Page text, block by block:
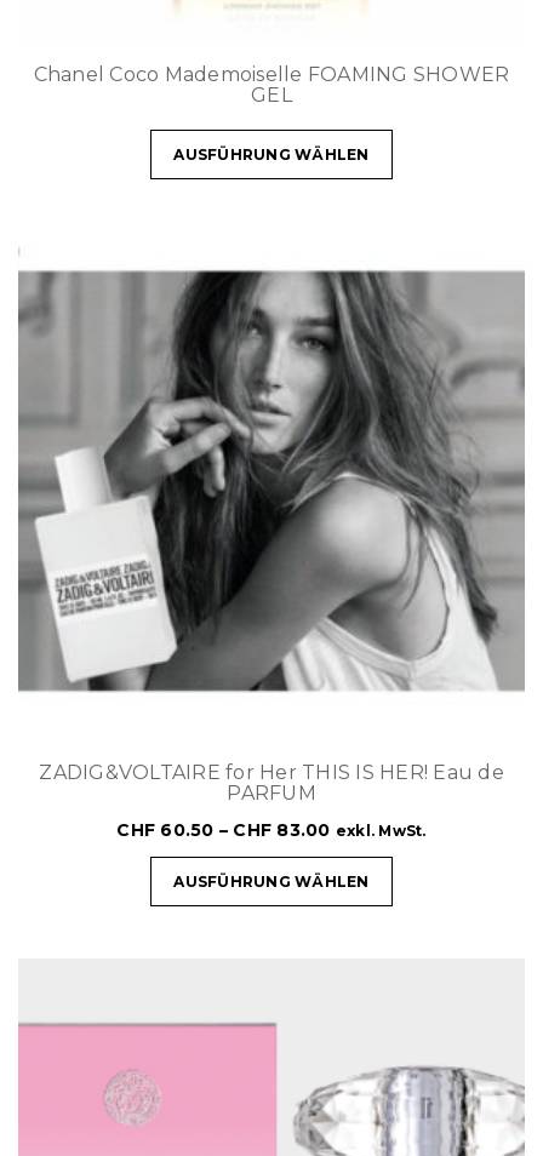
Chanel Coco Mademoiselle FOAMING SHOWER
GEL
AUSFÜHRUNG WÄHLEN
ZADIG&VOLTAIRE for Her THIS IS HER! Eau de
PARFUM
CHF 60.50 – CHF 83.00 exkl. MwSt.
AUSFÜHRUNG WÄHLEN